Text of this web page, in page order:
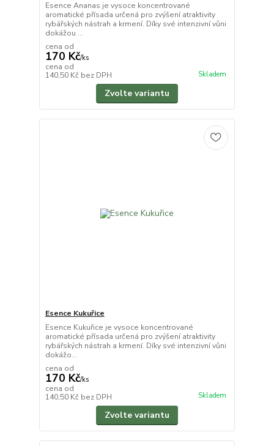
Esence Ananas je vysoce koncentrované
aromatické přísada určená pro zvýšení atraktivity
rybářských nástrah a krmení. Díky své intenzivní vůni
dokážou ...
cena od
170 Kč/ks
cena od
140,50 Kč bez DPH Skladem
Zvolte variantu
Esence Kukuřice
Esence Kukuřice je vysoce koncentrované
aromatické přísada určená pro zvýšení atraktivity
rybářských nástrah a krmení. Díky své intenzivní vůni
dokážo...
cena od
170 Kč/ks
cena od
140,50 Kč bez DPH Skladem
Zvolte variantu